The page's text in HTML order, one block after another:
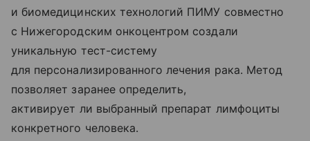
и биомедицинских технологий ПИМУ совместно
с Нижегородским онкоцентром создали
уникальную тест-систему
для персонализированного лечения рака. Метод
позволяет заранее определить,
активирует ли выбранный препарат лимфоциты
конкретного человека.